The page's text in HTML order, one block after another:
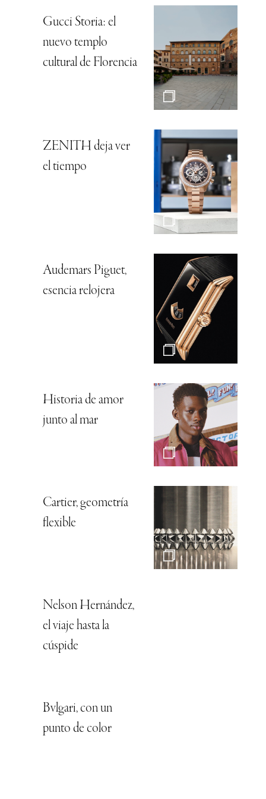
Gucci Storia: el
nuevo templo
cultural de Florencia
ZENITH deja ver
el tiempo
Audemars Piguet,
esencia relojera
Historia de amor
junto al mar
Cartier, geometría
flexible
Nelson Hernández,
el viaje hasta la
cúspide
Bvlgari, con un
punto de color